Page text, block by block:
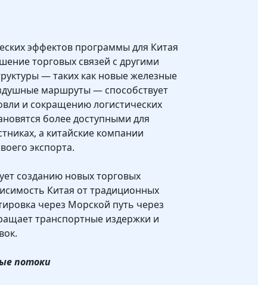
эффектов программы для Китая
торговых связей с другими
— таких как новые железные
маршруты — способствует
и сокращению логистических
более доступными для
а китайские компании
экспорта.
созданию новых торговых
Китая от традиционных
через Морской путь через
транспортные издержки и
потоки